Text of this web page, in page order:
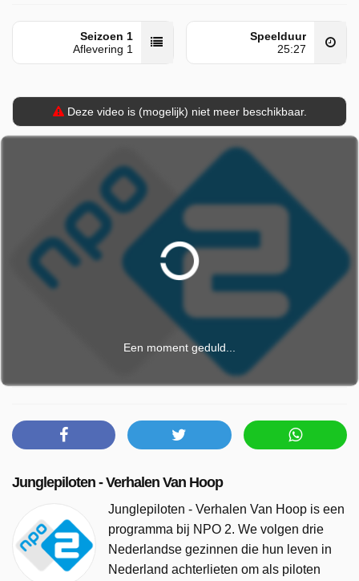
Joost zich voor op een medische evacuatie.
Junglepiloten - Verhalen Van Hoop is door NPO 2
Seizoen 1
Aflevering 1
Speelduur
25:27
Deze video is (mogelijk) niet meer beschikbaar.
Een moment geduld...
Junglepiloten - Verhalen Van Hoop
Junglepiloten - Verhalen Van Hoop is een
programma bij NPO 2. We volgen drie
Nederlandse gezinnen die hun leven in
Nederland achterlieten om als piloten